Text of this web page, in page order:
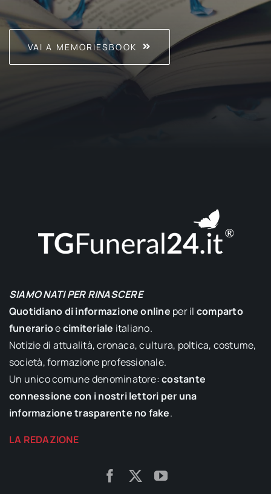
VAI A MEMORIESBOOK
SIAMO NATI PER RINASCERE
Quotidiano di informazione online per il comparto
funerarioecimiteriale italiano.
Notizie di attualità, cronaca, cultura, poltica, costume,
società, formazione professionale.
Un unico comune denominatore:costante
connessione con i nostri lettori per una
informazione trasparente no fake.
LA REDAZIONE